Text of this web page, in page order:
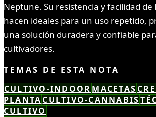
Neptune. Su resistencia y facilidad de
hacen ideales para un uso repetido,
una solución duradera y confiable
cultivadores.
TEMAS DE ESTA NOTA
CULTIVO-INDOOR MACETAS
PLANTA CULTIVO-CANNABIS
CULTIVO